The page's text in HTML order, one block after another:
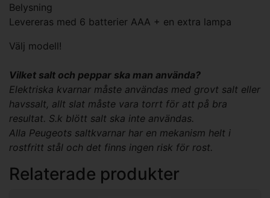
Belysning
Levereras med 6 batterier AAA + en extra lampa
Välj modell!
Vilket salt och peppar ska man använda?
Elektriska kvarnar måste användas med grovt salt eller
havssalt, allt slat måste vara torrt för att på bra
resultat. S.k blött salt ska inte användas.
Alla Peugeots saltkvarnar har en mekanism helt i
rostfritt stål och det finns ingen risk för rost.
Relaterade produkter